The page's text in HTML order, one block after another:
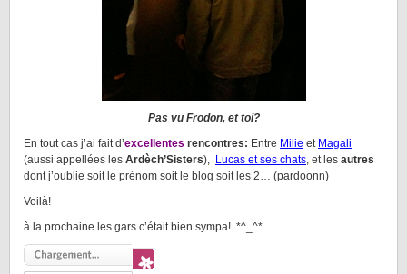
Pas vu Frodon, et toi?
En tout cas j’ai fait d’excellentes rencontres: Entre Milie et Magali
(aussi appellées les Ardèch’Sisters), Lucas et ses chats, et les autres
dont j’oublie soit le prénom soit le blog soit les 2… (pardoonn)
Voilà!
à la prochaine les gars c’était bien sympa! *^_^*